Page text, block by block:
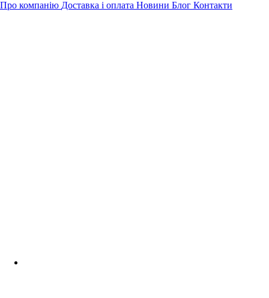
Про компанію Доставка і оплата Новини Блог Контакти